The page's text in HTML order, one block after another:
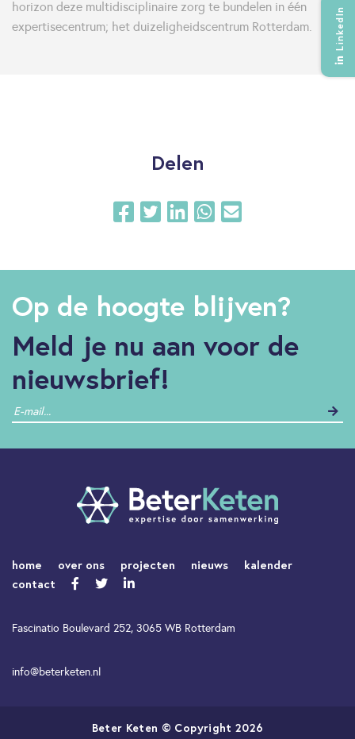
LinkedIn
horizon deze multidisciplinaire zorg te bundelen in één
expertisecentrum; het duizeligheidscentrum Rotterdam.
Delen
Op de hoogte blijven?
Meld je nu aan voor de
nieuwsbrief!
home over ons projecten nieuws
kalender
contact
Fascinatio Boulevard 252, 3065 WB Rotterdam
info@beterketen.nl
Beter Keten © Copyright 2026